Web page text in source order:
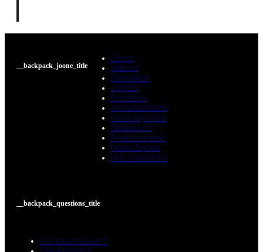
__backpack_joone_title
Doorz
Valeurs
Fabrication
Joornal
Fondation
Ambassadrices
Nous rejoindre
Newsroom
Professionnels
Notre équipe
Nos collections
__backpack_questions_title
Où nous trouver ?